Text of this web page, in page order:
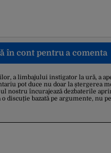
în cont pentru a comenta
a limbajului instigator la ură, a
pot duce nu doar la ștergerea
nostru încurajează dezbaterile
bazată pe argumente, nu